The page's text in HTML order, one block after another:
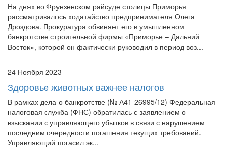
На днях во Фрунзенском райсуде столицы Приморья
рассматривалось ходатайство предпринимателя Олега
Дроздова. Прокуратура обвиняет его в умышленном
банкротстве строительной фирмы «Приморье – Дальний
Восток», которой он фактически руководил в период воз...
24 Ноября 2023
Здоровье животных важнее налогов
В рамках дела о банкротстве (№ А41-26995/12) Федеральная
налоговая служба (ФНС) обратилась с заявлением о
взыскании с управляющего убытков в связи с нарушением
последним очередности погашения текущих требований.
Управляющий погасил эк...